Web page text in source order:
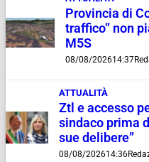
Provincia di
traffico” non
M5S
08/08/202614:37
ATTUALITÀ
Ztl e accesso
sindaco prima
sue delibere”
08/08/202614:36